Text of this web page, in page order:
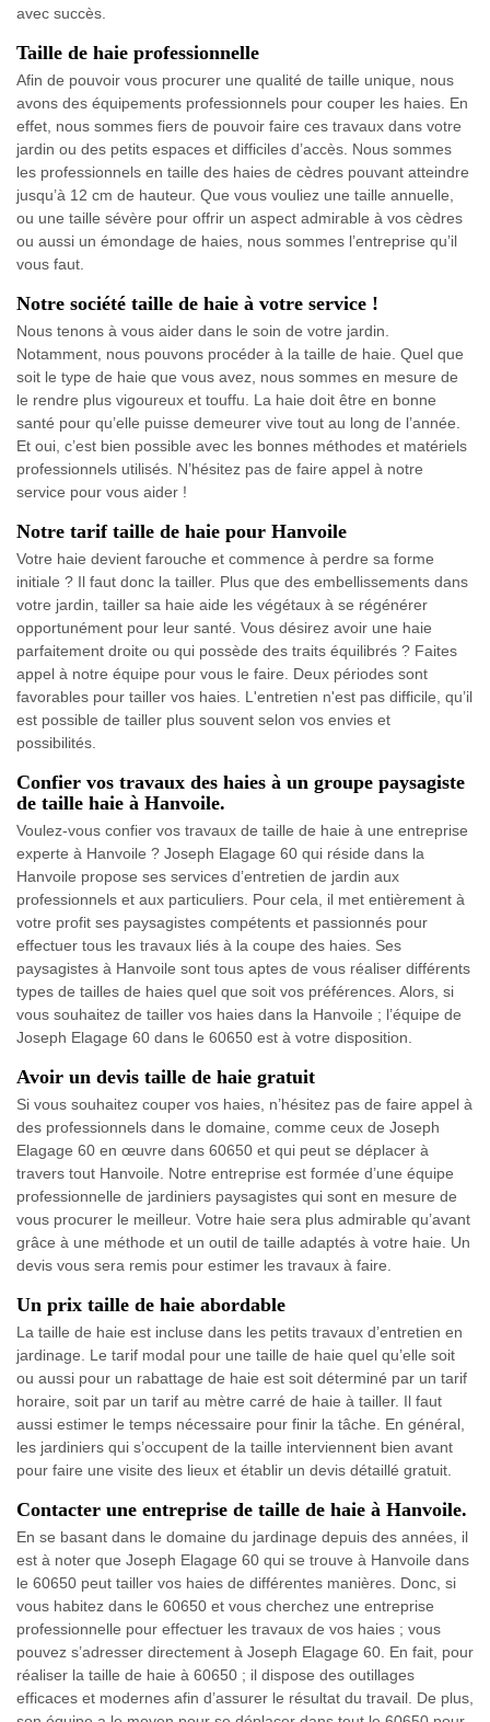
avec succès.
Taille de haie professionnelle
Afin de pouvoir vous procurer une qualité de taille unique, nous
avons des équipements professionnels pour couper les haies. En
effet, nous sommes fiers de pouvoir faire ces travaux dans votre
jardin ou des petits espaces et difficiles d’accès. Nous sommes
les professionnels en taille des haies de cèdres pouvant atteindre
jusqu’à 12 cm de hauteur. Que vous vouliez une taille annuelle,
ou une taille sévère pour offrir un aspect admirable à vos cèdres
ou aussi un émondage de haies, nous sommes l’entreprise qu’il
vous faut.
Notre société taille de haie à votre service !
Nous tenons à vous aider dans le soin de votre jardin.
Notamment, nous pouvons procéder à la taille de haie. Quel que
soit le type de haie que vous avez, nous sommes en mesure de
le rendre plus vigoureux et touffu. La haie doit être en bonne
santé pour qu’elle puisse demeurer vive tout au long de l’année.
Et oui, c’est bien possible avec les bonnes méthodes et matériels
professionnels utilisés. N’hésitez pas de faire appel à notre
service pour vous aider !
Notre tarif taille de haie pour Hanvoile
Votre haie devient farouche et commence à perdre sa forme
initiale ? Il faut donc la tailler. Plus que des embellissements dans
votre jardin, tailler sa haie aide les végétaux à se régénérer
opportunément pour leur santé. Vous désirez avoir une haie
parfaitement droite ou qui possède des traits équilibrés ? Faites
appel à notre équipe pour vous le faire. Deux périodes sont
favorables pour tailler vos haies. L'entretien n'est pas difficile, qu’il
est possible de tailler plus souvent selon vos envies et
possibilités.
Confier vos travaux des haies à un groupe paysagiste
de taille haie à Hanvoile.
Voulez-vous confier vos travaux de taille de haie à une entreprise
experte à Hanvoile ? Joseph Elagage 60 qui réside dans la
Hanvoile propose ses services d’entretien de jardin aux
professionnels et aux particuliers. Pour cela, il met entièrement à
votre profit ses paysagistes compétents et passionnés pour
effectuer tous les travaux liés à la coupe des haies. Ses
paysagistes à Hanvoile sont tous aptes de vous réaliser différents
types de tailles de haies quel que soit vos préférences. Alors, si
vous souhaitez de tailler vos haies dans la Hanvoile ; l’équipe de
Joseph Elagage 60 dans le 60650 est à votre disposition.
Avoir un devis taille de haie gratuit
Si vous souhaitez couper vos haies, n’hésitez pas de faire appel à
des professionnels dans le domaine, comme ceux de Joseph
Elagage 60 en œuvre dans 60650 et qui peut se déplacer à
travers tout Hanvoile. Notre entreprise est formée d’une équipe
professionnelle de jardiniers paysagistes qui sont en mesure de
vous procurer le meilleur. Votre haie sera plus admirable qu’avant
grâce à une méthode et un outil de taille adaptés à votre haie. Un
devis vous sera remis pour estimer les travaux à faire.
Un prix taille de haie abordable
La taille de haie est incluse dans les petits travaux d’entretien en
jardinage. Le tarif modal pour une taille de haie quel qu’elle soit
ou aussi pour un rabattage de haie est soit déterminé par un tarif
horaire, soit par un tarif au mètre carré de haie à tailler. Il faut
aussi estimer le temps nécessaire pour finir la tâche. En général,
les jardiniers qui s’occupent de la taille interviennent bien avant
pour faire une visite des lieux et établir un devis détaillé gratuit.
Contacter une entreprise de taille de haie à Hanvoile.
En se basant dans le domaine du jardinage depuis des années, il
est à noter que Joseph Elagage 60 qui se trouve à Hanvoile dans
le 60650 peut tailler vos haies de différentes manières. Donc, si
vous habitez dans le 60650 et vous cherchez une entreprise
professionnelle pour effectuer les travaux de vos haies ; vous
pouvez s’adresser directement à Joseph Elagage 60. En fait, pour
réaliser la taille de haie à 60650 ; il dispose des outillages
efficaces et modernes afin d’assurer le résultat du travail. De plus,